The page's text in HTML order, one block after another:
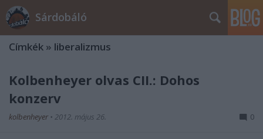
Sárdobáló
Címkék » liberalizmus
Kolbenheyer olvas CII.: Dohos
konzerv
kolbenheyer • 2012. május 26. 0